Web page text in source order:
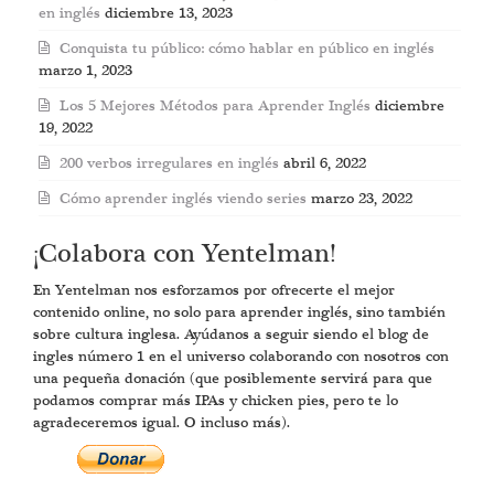
en inglés diciembre 13, 2023
Conquista tu público: cómo hablar en público en inglés
marzo 1, 2023
Los 5 Mejores Métodos para Aprender Inglés diciembre
19, 2022
200 verbos irregulares en inglés abril 6, 2022
Cómo aprender inglés viendo series marzo 23, 2022
¡Colabora con Yentelman!
En Yentelman nos esforzamos por ofrecerte el mejor
contenido online, no solo para aprender inglés, sino también
sobre cultura inglesa. Ayúdanos a seguir siendo el blog de
ingles número 1 en el universo colaborando con nosotros con
una pequeña donación (que posiblemente servirá para que
podamos comprar más IPAs y chicken pies, pero te lo
agradeceremos igual. O incluso más).